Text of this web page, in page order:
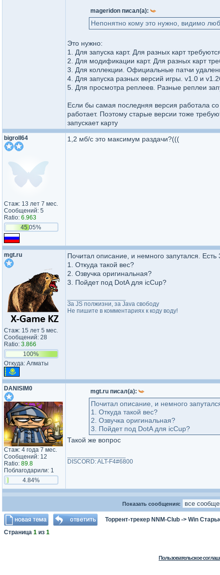
mageridon писал(а):
Непонятно кому это нужно, видимо
Это нужно:
1. Для запуска карт. Для разных карт
2. Для модификации карт. Для разных карт
3. Для коллекции. Официальные патчи
4. Для запуска разных версий игры. v1.0 и
5. Для просмотра реплеев. Разные реплеи
Если бы самая последняя версия работала
работает. Поэтому старые версии тоже
запускает карту
bigroll64
Стаж: 13 лет 7 мес.
Сообщений: 5
Ratio: 6.963
45.05%
1,2 мб/с это максимум раздачи?(((
mgt.ru
Стаж: 15 лет 5 мес.
Сообщений: 28
Ratio: 3.866
100%
Откуда: Алматы
Почитал описание, и немного запутался. Есть
1. Откуда такой вес?
2. Озвучка оригинальная?
3. Пойдет под DotA для icCup?
За JS полжизни, за Java свободу
Не пишите в комментариях к коду воду!
DANISIM0
Стаж: 4 года 7 мес.
Сообщений: 12
Ratio: 89.8
Поблагодарили: 1
4.84%
mgt.ru писал(а):
Почитал описание, и немного
1. Откуда такой вес?
2. Озвучка оригинальная?
3. Пойдет под DotA для icCup?
Такой же вопрос
DISCORD: ALT-F4#6800
Показать сообщения:
Торрент-трекер NNM-Club -> Win
Страница 1 из 1
Пользовательское